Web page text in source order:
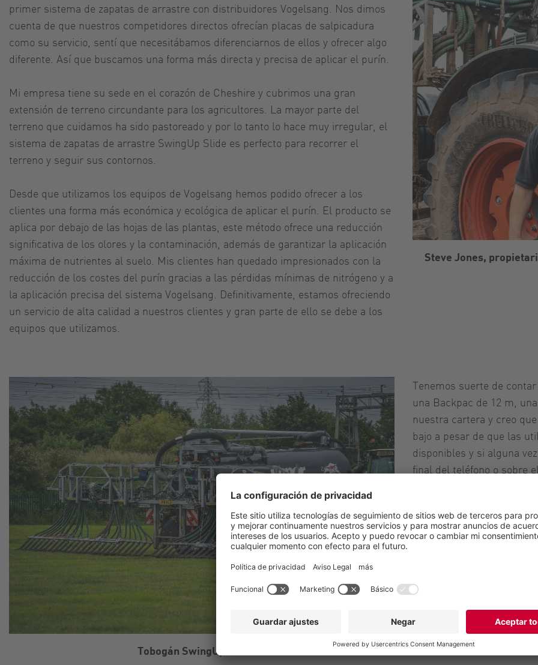
primer sistema de zapatas de arrastre con distribuidores Vogelsang. Nos dimos
cuenta de que nuestros competidores directos ofrecían placas de salpicadura
como su servicio, sentí que necesitábamos diferenciarnos de ellos y ofrecer algo
diferente. Así que buscamos una forma más directa y precisa de aplicar el purín.
Mi empresa tiene su sede en el corazón de Cheshire y cubrimos una gran
extensión de terreno circundante para los agricultores. La mayor parte del
terreno que cuidamos ha sido pastoreado y por lo tanto lo hace muy irregular, el
sistema de zapatas de arrastre SwingUp Slide es perfecto para recorrer el
terreno y seguir sus contornos.
Desde que utilizamos los equipos de Vogelsang hemos podido ofrecer a los
clientes una forma más económica y ecológica de aplicar el purín. El producto se
aplica por debajo de las hojas de las plantas, este método ofrece una reducción
significativa de los olores y la contaminación, además de garantizar la aplicación
máxima de nutrientes al suelo. Mis clientes han quedado impresionados con la
reducción de los costes del purín gracias a las pérdidas mínimas de nitrógeno y a
la aplicación precisa del sistema Vogelsang. Definitivamente, estamos ofreciendo
un servicio de alta calidad a nuestros clientes y gran parte de ello se debe a los
equipos que utilizamos.
Steve Jones,
Tobogán SwingUp de 12 m
Tenemos suerte de
una Backpac de 12 m,
nuestra cartera y creo
bajo a pesar de que las
disponibles y si alguna
final del teléfono o sobre